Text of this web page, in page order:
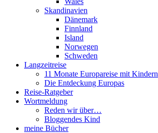
Skandinavien
Dänemark
Finnland
Island
Norwegen
Schweden
Langzeitreise
11 Monate Europareise mit Kindern
Die Entdeckung Europas
Reise-Ratgeber
Wortmeldung
Reden wir über…
Bloggendes Kind
meine Bücher